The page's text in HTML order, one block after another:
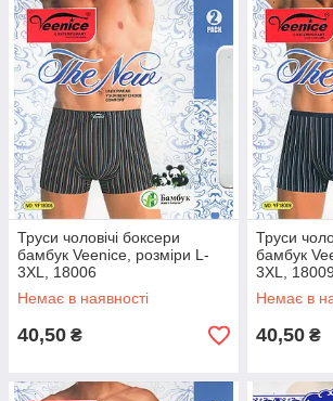
Труси чоловічі боксери
бамбук Veenice, розміри L-
3XL, 18006
Немає в наявності
40,50 ₴
Труси
бамбук
3XL, 18009
Немає в
40,50 ₴